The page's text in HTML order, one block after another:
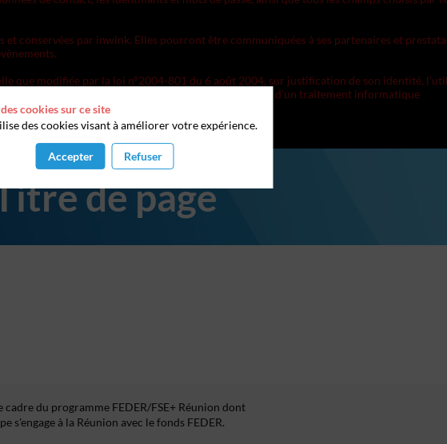
conservées par inwink. Elles pourront être communiquées à ses partenaires et
que modifiée par la loi n°2004-801 du 6 août 2004, sur justification de son identité,
à ce que les données le concernant fassent l'objet d'un traitement informatique
de page
du programme FEDER/FSE+ Réunion dont
s'engage à la Réunion avec le fonds FEDER.
cookies sur ce site
des cookies visant à améliorer votre expérience.
Accepter Refuser